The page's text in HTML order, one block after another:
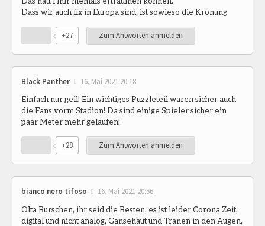
Dass wir auch fix in Europa sind, ist sowieso die Krönung
+27 Zum Antworten anmelden
Black Panther 16. Mai 2021 20:18
Einfach nur geil! Ein wichtiges Puzzleteil waren sicher auch
die Fans vorm Stadion! Da sind einige Spieler sicher ein
paar Meter mehr gelaufen!
+28 Zum Antworten anmelden
bianco nero tifoso 16. Mai 2021 20:56
Olta Burschen, ihr seid die Besten, es ist leider Corona Zeit,
digital und nicht analog, Gänsehaut und Tränen in den Augen,